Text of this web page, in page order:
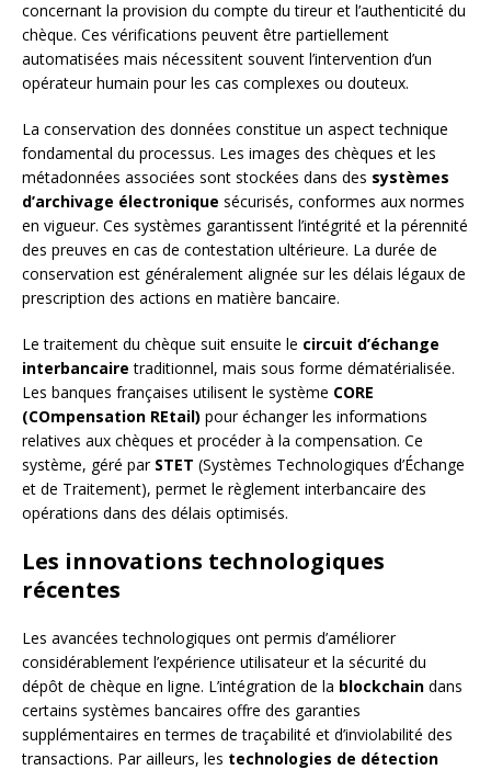
concernant la provision du compte du tireur et l’authenticité du
chèque. Ces vérifications peuvent être partiellement
automatisées mais nécessitent souvent l’intervention d’un
opérateur humain pour les cas complexes ou douteux.
La conservation des données constitue un aspect technique
fondamental du processus. Les images des chèques et les
métadonnées associées sont stockées dans des systèmes
d’archivage électronique sécurisés, conformes aux normes
en vigueur. Ces systèmes garantissent l’intégrité et la pérennité
des preuves en cas de contestation ultérieure. La durée de
conservation est généralement alignée sur les délais légaux de
prescription des actions en matière bancaire.
Le traitement du chèque suit ensuite le circuit d’échange
interbancaire traditionnel, mais sous forme dématérialisée.
Les banques françaises utilisent le système CORE
(COmpensation REtail) pour échanger les informations
relatives aux chèques et procéder à la compensation. Ce
système, géré par STET (Systèmes Technologiques d’Échange
et de Traitement), permet le règlement interbancaire des
opérations dans des délais optimisés.
Les innovations technologiques
récentes
Les avancées technologiques ont permis d’améliorer
considérablement l’expérience utilisateur et la sécurité du
dépôt de chèque en ligne. L’intégration de la blockchain dans
certains systèmes bancaires offre des garanties
supplémentaires en termes de traçabilité et d’inviolabilité des
transactions. Par ailleurs, les technologies de détection